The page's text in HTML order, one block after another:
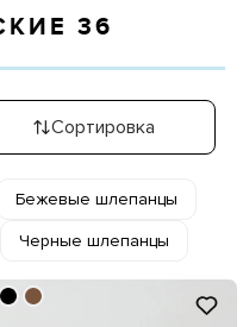
36
Сортировка
Бежевые шлепанцы
Черные шлепанцы